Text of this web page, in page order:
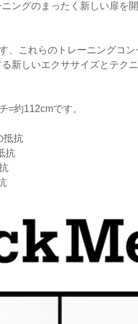
ングのまったく新しい扉を
、これらのトレーニングコン
新しいエクササイズとテク
=約112cmです。
抵抗
抗